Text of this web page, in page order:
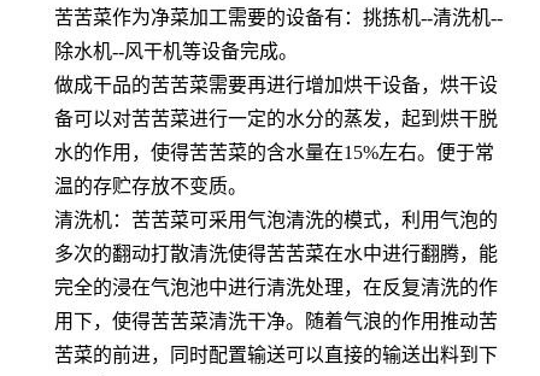
苦苦菜作为净菜加工需要的设备有：挑拣机--清洗机--
除水机--风干机等设备完成。
做成干品的苦苦菜需要再进行增加烘干设备，烘干设
备可以对苦苦菜进行一定的水分的蒸发，起到烘干脱
水的作用，使得苦苦菜的含水量在15%左右。便于常
温的存贮存放不变质。
清洗机：苦苦菜可采用气泡清洗的模式，利用气泡的
多次的翻动打散清洗使得苦苦菜在水中进行翻腾，能
完全的浸在气泡池中进行清洗处理，在反复清洗的作
用下，使得苦苦菜清洗干净。随着气浪的作用推动苦
苦菜的前进，同时配置输送可以直接的输送出料到下